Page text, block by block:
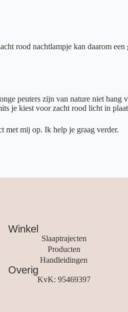
rood nachtlampje kan daarom
peuters zijn van nature niet
je kiest voor zacht rood licht in
met mij op. Ik help je graag verder.
Winkel
Slaaptrajecten
Producten
Handleidingen
Overig
KvK: 95469397